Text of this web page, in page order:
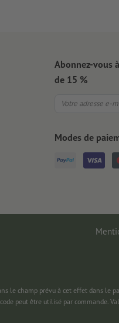
Abonnez-vous
de 15 %
Modes de
le champ prévu à cet effet dans
peut être utilisé par commande.